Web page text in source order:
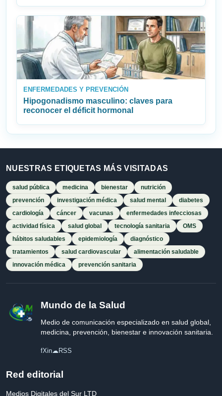
ENFERMEDADES Y PREVENCIÓN
Hipogonadismo masculino: claves para
reconocer el déficit hormonal
NUESTRAS ETIQUETAS MÁS VISITADAS
salud pública medicina bienestar
nutrición
prevención
investigación médica salud mental
diabetes
cardiología
cáncer vacunas
enfermedades infecciosas
actividad física
salud global tecnología sanitaria
OMS
hábitos saludables
epidemiología
diagnóstico
tratamientos
salud cardiovascular
alimentación saludable
innovación médica
prevención sanitaria
Mundo de la Salud
Medio de comunicación especializado en salud global,
medicina, prevención, bienestar e innovación sanitaria.
fXin☁RSS
Red editorial
Medios Digitales del Sur LTD